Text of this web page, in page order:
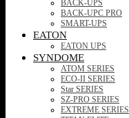
BACK-UPS
BACK-UPC PRO
SMART-UPS
EATON
EATON UPS
SYNDOME
ATOM SERIES
ECO-II SERIES
Star SERIES
SZ-PRO SERIES
EXTREME SERIES